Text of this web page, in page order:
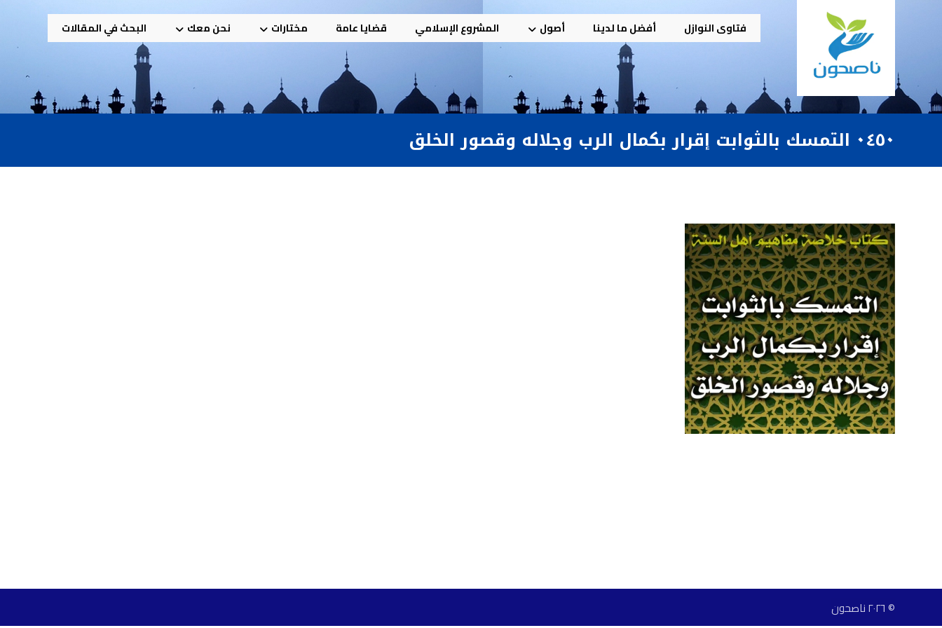
فتاوى النوازل أفضل ما لدينا أصول المشروع الإسلامي قضايا عامة مختارات نحن معك البحث في المقالات
٠٤٥٠ التمسك بالثوابت إقرار بكمال الرب وجلاله وقصور الخلق
© ٢٠٢٦ ناصحون